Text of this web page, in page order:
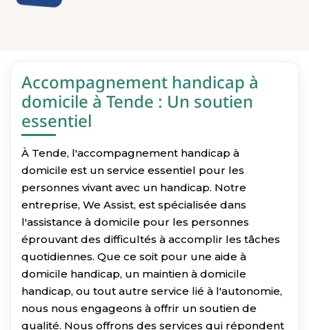
Accompagnement handicap à
domicile à Tende : Un soutien
essentiel
À Tende, l'accompagnement handicap à
domicile est un service essentiel pour les
personnes vivant avec un handicap. Notre
entreprise, We Assist, est spécialisée dans
l'assistance à domicile pour les personnes
éprouvant des difficultés à accomplir les tâches
quotidiennes. Que ce soit pour une aide à
domicile handicap, un maintien à domicile
handicap, ou tout autre service lié à l'autonomie,
nous nous engageons à offrir un soutien de
qualité. Nous offrons des services qui répondent